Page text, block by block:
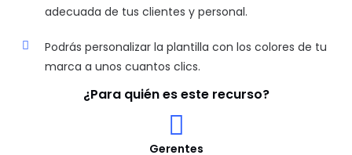
adecuada de tus clientes y personal.
Podrás personalizar la plantilla con los colores de tu
marca a unos cuantos clics.
¿Para quién es este recurso?
Gerentes